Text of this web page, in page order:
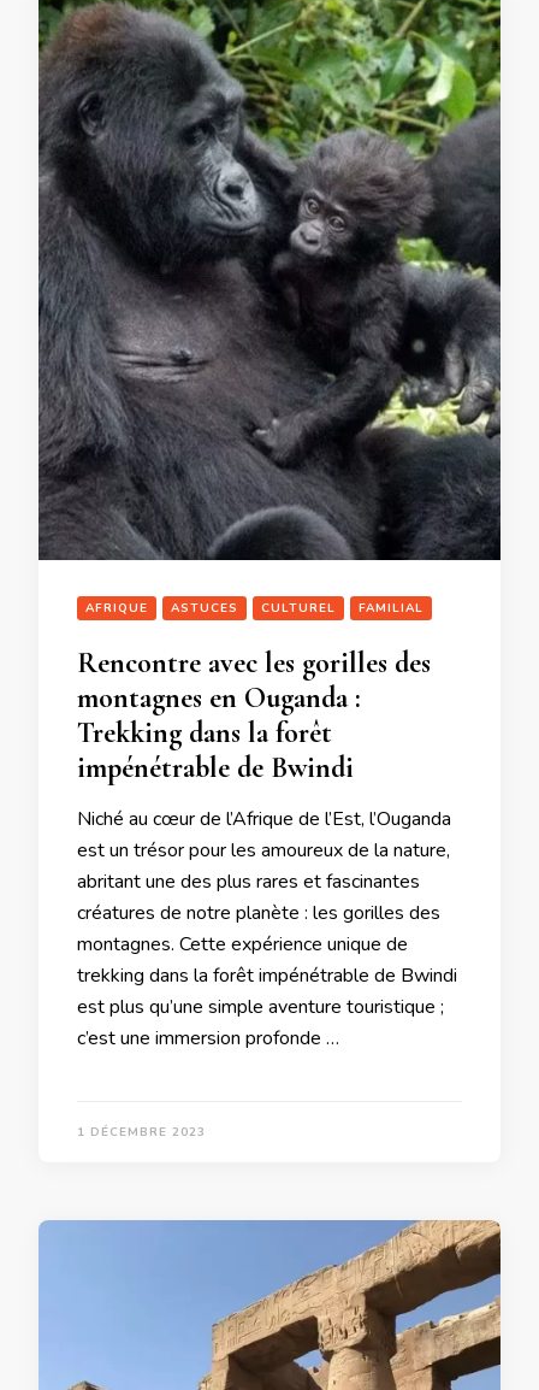
AFRIQUE ASTUCES CULTUREL FAMILIAL
Rencontre avec les gorilles des
montagnes en Ouganda :
Trekking dans la forêt
impénétrable de Bwindi
Niché au cœur de l’Afrique de l’Est, l’Ouganda
est un trésor pour les amoureux de la nature,
abritant une des plus rares et fascinantes
créatures de notre planète : les gorilles des
montagnes. Cette expérience unique de
trekking dans la forêt impénétrable de Bwindi
est plus qu’une simple aventure touristique ;
c’est une immersion profonde …
1 DÉCEMBRE 2023